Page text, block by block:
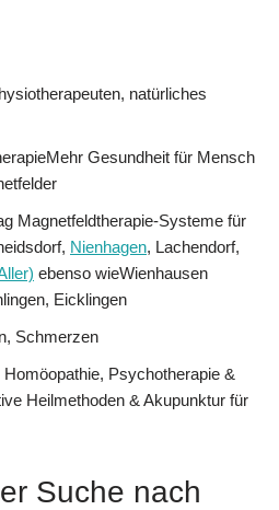
natürliches
Gesundheit für Mensch
Magnetfeldtherapie-Systeme für
Nienhagen, Lachendorf,
ebenso wieWienhausen
Eicklingen
Schmerzen
‎Psychotherapie &
Heilmethoden & Akupunktur für
Suche nach